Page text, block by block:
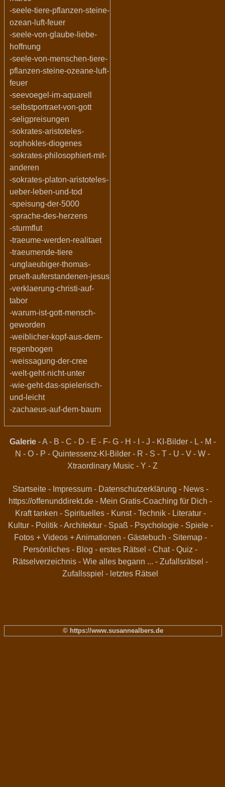
-seele-tiere-pflanzen-steine-
ozean-luft-feuer
-seele-von-glaube-liebe-
hoffnung
-seele-von-menschen-tiere-
pflanzen-steine-ozeane-luft-
feuer
-seevoegel-im-aquarell
-selbstportraet-von-gott
-seligpreisungen
-sokrates-aristoteles-
sophokles-diogenes
-sokrates-philosophiert-mit-
anderen
-sokrates-platon-aristoteles-
ueber-leben-und-tod
-speisung-der-5000
-sprache-des-herzens
-sturmflut
-traeume-werden-realitaet
-traeumende-tiere
-unglaeubiger-thomas-
prueft-auferstandenen-jesus
-verklaerung-christi-auf-
tabor
-warum-ist-gott-mensch-
geworden
-weiblicher-kopf-aus-dem-
regenbogen
-weissagung-der-cree
-welt-geht-nicht-unter
-wie-geht-das-spielerisch-
und-leicht
-zachaeus-auf-dem-baum
Galerie-A- B - C - D - E - F- G- H -I - J - KI-Bilder- L- M -
N - O - P - Quintessenz-KI-Bilder - R - S - T - U - V - W -
Xtraordinary Music - Y - Z
Startseite- Impressum- Datenschutzerklärung - News-
https://offenunddirekt.de - Mein Gratis-Coaching für Dich -
Kraft tanken - Spirituelles- Kunst- Technik- Literatur-
Kultur- Politik-Architektur- Spaß - Psychologie- Spiele-
Fotos + Videos + Animationen - Gästebuch - Sitemap-
Persönliches - Blog - erstes Rätsel - Chat- Quiz -
Rätselverzeichnis - Wie alles begann ... - Zufallsrätsel -
Zufallsspiel - letztes Rätsel
© https://www.susannealbers.de